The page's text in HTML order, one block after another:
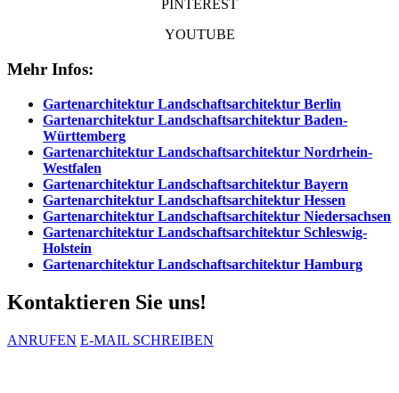
PINTEREST
YOUTUBE
Mehr Infos:
Gartenarchitektur Landschaftsarchitektur Berlin
Gartenarchitektur Landschaftsarchitektur Baden-
Württemberg
Gartenarchitektur Landschaftsarchitektur Nordrhein-
Westfalen
Gartenarchitektur Landschaftsarchitektur Bayern
Gartenarchitektur Landschaftsarchitektur Hessen
Gartenarchitektur Landschaftsarchitektur Niedersachsen
Gartenarchitektur Landschaftsarchitektur Schleswig-
Holstein
Gartenarchitektur Landschaftsarchitektur Hamburg
Kontaktieren Sie uns!
ANRUFEN E-MAIL SCHREIBEN